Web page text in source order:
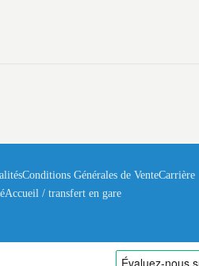
×
Conditions Générales de VenteCarrière
Accueil / transfert en gare